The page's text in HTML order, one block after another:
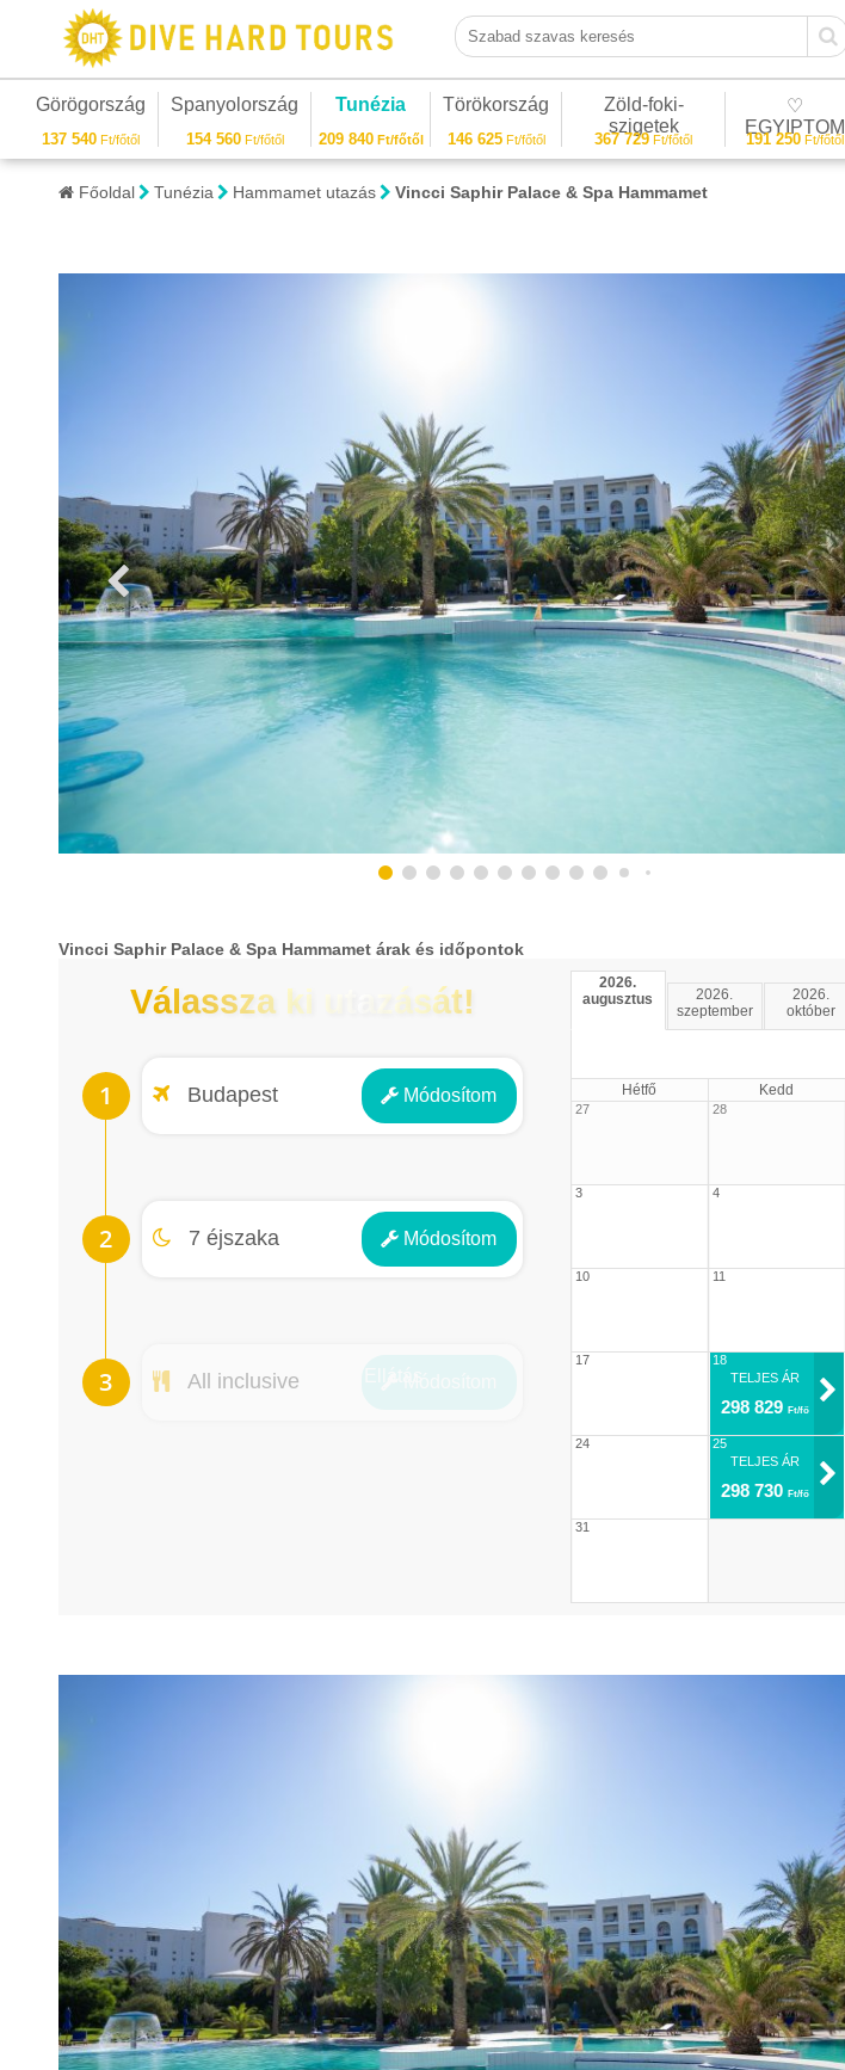
Szabad szavas keresés
Görögország
137 540 Ft/főtől
Spanyolország
154 560Ft/főtől
Tunézia
209 840Ft/főtől
Törökország
146 625Ft/főtől
Zöld-foki-
szigetek
367 729 Ft/főtől
♡
EGYIPTOM
191 250Ft/főtől
Főoldal Tunézia Hammamet utazás Vincci Saphir Palace & Spa Hammamet
Vincci Saphir Palace & Spa Hammamet árak és időpontok
Válassza ki utazását!
Budapest Módosítom
Repülőtér
7 éjszaka Módosítom
Éjszakák
All inclusive
2026.
augusztus
2026.
szeptember
2026.
október
Hétfő Kedd
27 28
3 4
10 11
17
18
TELJES ÁR
298 829Ft/fő
24
25
TELJES ÁR
298 730Ft/fő
31